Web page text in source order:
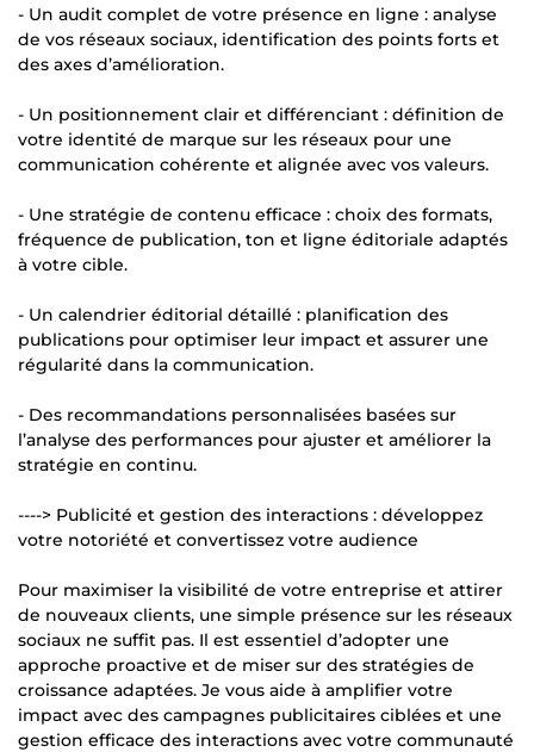
- Un audit complet de votre présence en ligne : analyse
de vos réseaux sociaux, identification des points forts et
des axes d’amélioration.
- Un positionnement clair et différenciant : définition de
votre identité de marque sur les réseaux pour une
communication cohérente et alignée avec vos valeurs.
- Une stratégie de contenu efficace : choix des formats,
fréquence de publication, ton et ligne éditoriale adaptés
à votre cible.
- Un calendrier éditorial détaillé : planification des
publications pour optimiser leur impact et assurer une
régularité dans la communication.
- Des recommandations personnalisées basées sur
l’analyse des performances pour ajuster et améliorer la
stratégie en continu.
----> Publicité et gestion des interactions : développez
votre notoriété et convertissez votre audience
Pour maximiser la visibilité de votre entreprise et attirer
de nouveaux clients, une simple présence sur les réseaux
sociaux ne suffit pas. Il est essentiel d’adopter une
approche proactive et de miser sur des stratégies de
croissance adaptées. Je vous aide à amplifier votre
impact avec des campagnes publicitaires ciblées et une
gestion efficace des interactions avec votre communauté